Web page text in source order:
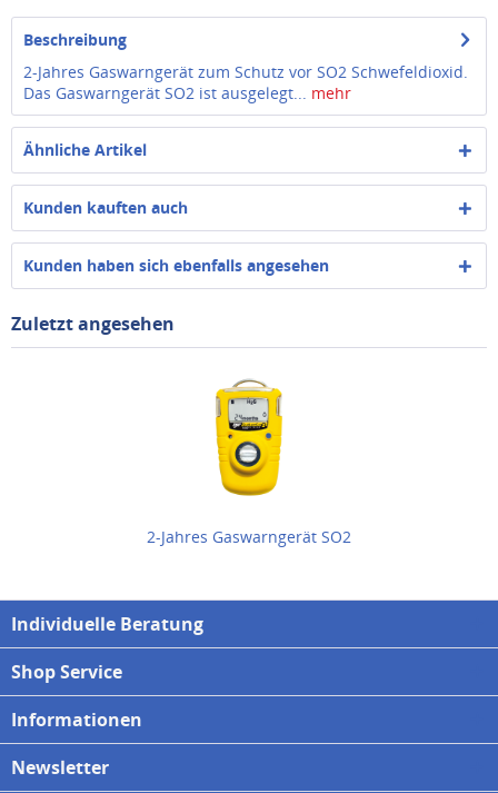
Beschreibung
2-Jahres Gaswarngerät zum Schutz vor SO2 Schwefeldioxid.
Das Gaswarngerät SO2 ist ausgelegt... mehr
Ähnliche Artikel
Kunden kauften auch
Kunden haben sich ebenfalls angesehen
Zuletzt angesehen
2-Jahres Gaswarngerät SO2
Individuelle Beratung
Shop Service
Informationen
Newsletter